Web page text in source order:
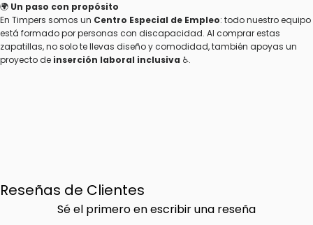
🌍 Un paso con propósito
En Timpers somos un Centro Especial de Empleo: todo nuestro equipo
está formado por personas con discapacidad. Al comprar estas
zapatillas, no solo te llevas diseño y comodidad, también apoyas un
proyecto de inserción laboral inclusiva ♿️.
Reseñas de Clientes
Sé el primero en escribir una reseña